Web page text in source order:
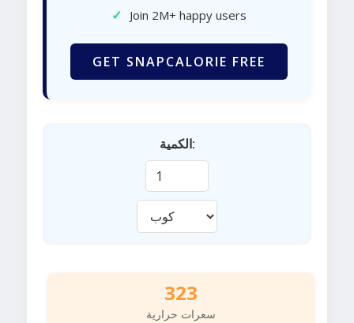
✓ Join 2M+ happy users
GET SNAPCALORIE FREE
الكمية:
323
سعرات حرارية